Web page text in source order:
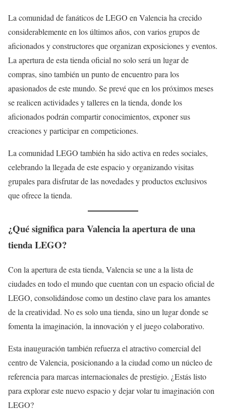
La comunidad de fanáticos de LEGO en Valencia ha crecido
considerablemente en los últimos años, con varios grupos de
aficionados y constructores que organizan exposiciones y eventos.
La apertura de esta tienda oficial no solo será un lugar de
compras, sino también un punto de encuentro para los
apasionados de este mundo. Se prevé que en los próximos meses
se realicen actividades y talleres en la tienda, donde los
aficionados podrán compartir conocimientos, exponer sus
creaciones y participar en competiciones.
La comunidad LEGO también ha sido activa en redes sociales,
celebrando la llegada de este espacio y organizando visitas
grupales para disfrutar de las novedades y productos exclusivos
que ofrece la tienda.
¿Qué significa para Valencia la apertura de una
tienda LEGO?
Con la apertura de esta tienda, Valencia se une a la lista de
ciudades en todo el mundo que cuentan con un espacio oficial de
LEGO, consolidándose como un destino clave para los amantes
de la creatividad. No es solo una tienda, sino un lugar donde se
fomenta la imaginación, la innovación y el juego colaborativo.
Esta inauguración también refuerza el atractivo comercial del
centro de Valencia, posicionando a la ciudad como un núcleo de
referencia para marcas internacionales de prestigio. ¿Estás listo
para explorar este nuevo espacio y dejar volar tu imaginación con
LEGO?